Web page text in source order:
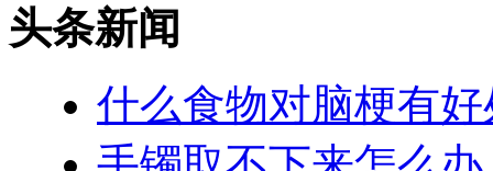
头条新闻
什么食物对脑梗有好